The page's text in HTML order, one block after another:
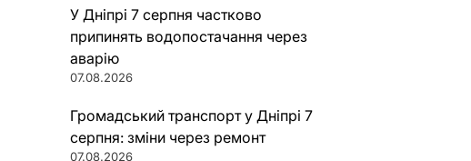
У Дніпрі 7 серпня частково
припинять водопостачання через
аварію
07.08.2026
Громадський транспорт у Дніпрі 7
серпня: зміни через ремонт
07.08.2026